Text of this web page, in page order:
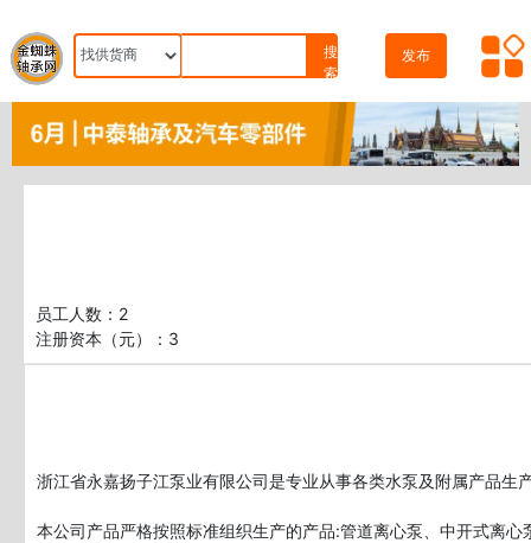
搜
索
发布
员工人数：2
浙江省永嘉扬子江泵业有限公司是专业从事各类水泵及附属产品
本公司产品严格按照标准组织生产的产品:管道离心泵、中开式离